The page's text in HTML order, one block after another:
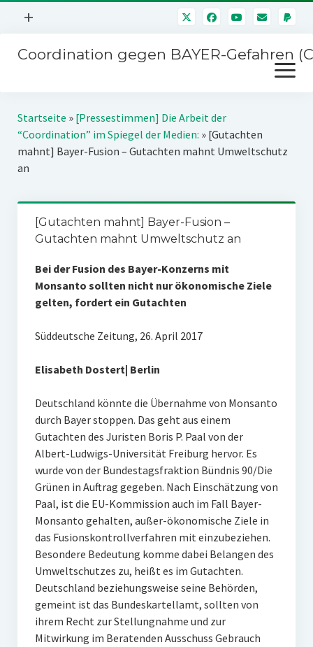
Menü
+
Mitmachen
Über uns
Kontakt
Coordination gegen BAYER-Gefahren
Menü
öffnen
Kampagnen
Stichwort BAYER
Jahrestagung
SPENDEN
Startseite » [Pressestimmen] Die Arbeit der
“Coordination” im Spiegel der Medien: » [Gutachten
mahnt] Bayer-Fusion – Gutachten mahnt Umweltschutz
an
[Gutachten mahnt] Bayer-Fusion –
Gutachten mahnt Umweltschutz an
Bei der Fusion des Bayer-Konzerns mit
Monsanto sollten nicht nur ökonomische Ziele
gelten, fordert ein Gutachten
Süddeutsche Zeitung, 26. April 2017
Elisabeth Dostert| Berlin
Deutschland könnte die Übernahme von Monsanto
durch Bayer stoppen. Das geht aus einem
Gutachten des Juristen Boris P. Paal von der
Albert-Ludwigs-Universität Freiburg hervor. Es
wurde von der Bundestagsfraktion Bündnis 90/Die
Grünen in Auftrag gegeben. Nach Einschätzung von
Paal, ist die EU-Kommission auch im Fall Bayer-
Monsanto gehalten, außer-ökonomische Ziele in
das Fusionskontrollverfahren mit einzubeziehen.
Besondere Bedeutung komme dabei Belangen des
Umweltschutzes zu, heißt es im Gutachten.
Deutschland beziehungsweise seine Behörden,
gemeint ist das Bundeskartellamt, sollten von
ihrem Recht zur Stellungnahme und zur
Mitwirkung im Beratenden Ausschuss Gebrauch